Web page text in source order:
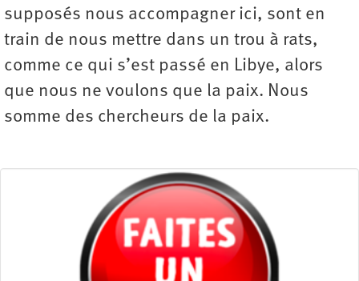
supposés nous accompagner ici, sont en
train de nous mettre dans un trou à rats,
comme ce qui s’est passé en Libye, alors
que nous ne voulons que la paix. Nous
somme des chercheurs de la paix.